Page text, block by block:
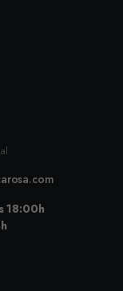
18:00h